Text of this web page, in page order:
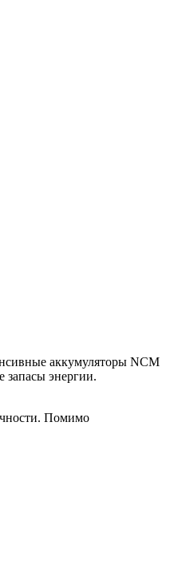
аккумуляторы NCM
запасы энергии.
Помимо